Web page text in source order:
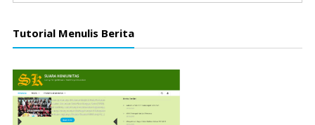
Tutorial Menulis Berita